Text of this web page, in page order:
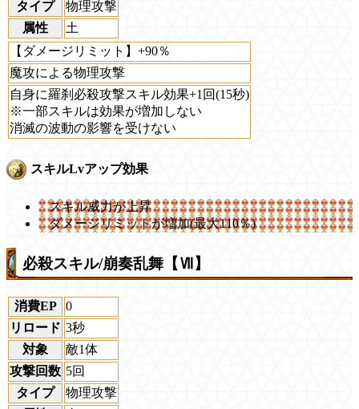
タイプ
物理攻撃
属性
土
【ダメージリミット】+90％
魔攻による物理攻撃
自身に羅刹必殺攻撃スキル効果+1回(15秒)
※一部スキルは効果が増加しない
消滅の波動の影響を受けない
スキルLvアップ効果
スキル威力が上昇
ダメージリミットが増加(最大110％)
必殺スキル/崩奏乱舞【Ⅶ】
消費EP
0
リロード 3秒
対象
敵1体
攻撃回数 5回
タイプ
物理攻撃